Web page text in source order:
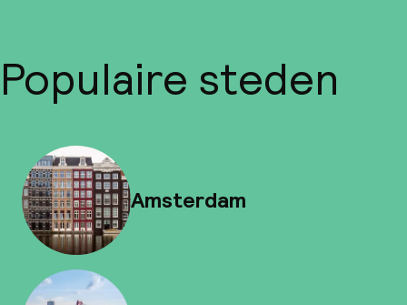
Populaire steden
Amsterdam